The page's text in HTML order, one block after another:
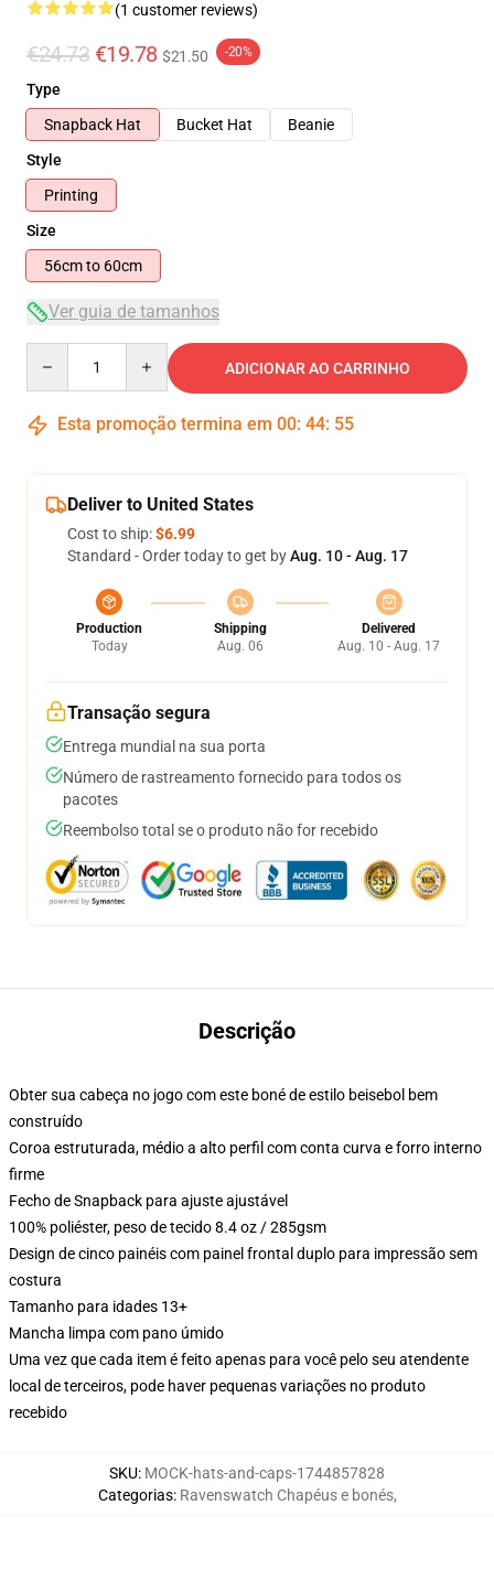
(1 customer reviews)
€24.73 €19.78 $21.50 -20%
Type
Snapback Hat
Bucket Hat
Beanie
Style
Printing
Size
56cm to 60cm
Ver guia de tamanhos
ADICIONAR AO CARRINHO
Esta promoção termina em 00: 44: 54
Deliver to United States
Cost to ship:$6.99
Standard - Order today to get byAug. 10 - Aug. 17
Production
Today
Shipping
Aug. 06
Delivered
Aug. 10 - Aug. 17
Transação segura
Entrega mundial na sua porta
Número de rastreamento fornecido para todos os
pacotes
Reembolso total se o produto não for recebido
Descrição
Obter sua cabeça no jogo com este boné de estilo beisebol bem
construído
Coroa estruturada, médio a alto perfil com conta curva e forro interno
firme
Fecho de Snapback para ajuste ajustável
100% poliéster, peso de tecido 8.4 oz / 285gsm
Design de cinco painéis com painel frontal duplo para impressão sem
costura
Tamanho para idades 13+
Mancha limpa com pano úmido
Uma vez que cada item é feito apenas para você pelo seu atendente
local de terceiros, pode haver pequenas variações no produto
recebido
SKU: MOCK-hats-and-caps-1744857828
Categorias: Ravenswatch Chapéus e bonés,